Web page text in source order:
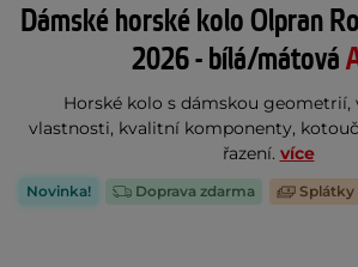
Dámské horské kolo Olpran
2026 - bílá/mátová
Horské kolo s dámskou geometrií,
vlastnosti, kvalitní komponenty,
řazení. více
Novinka! Doprava zdarma Splátky